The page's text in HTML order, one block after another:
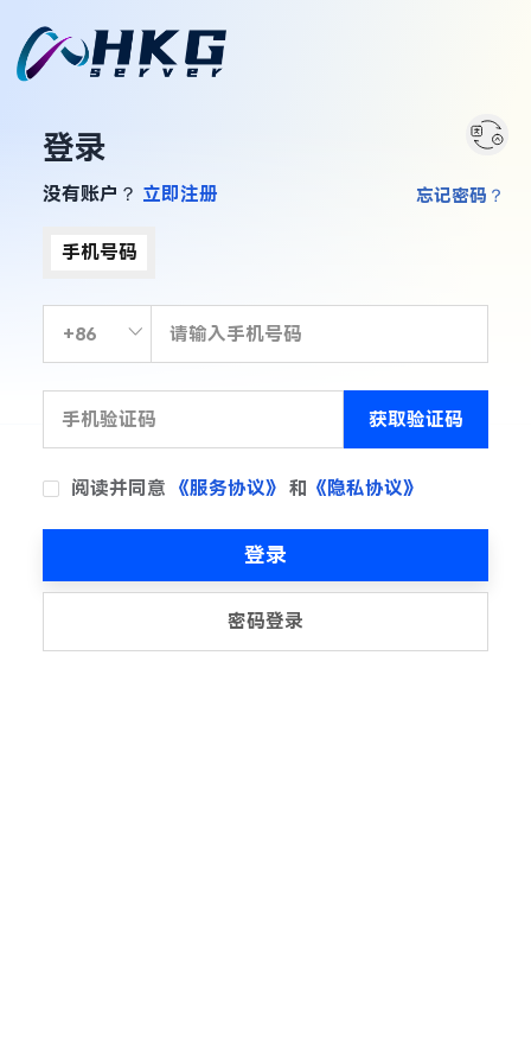
登录
没有账户？ 立即注册
手机号码
获取验证码
阅读并同意 《服务协议》 和 《隐私协议》
忘记密码？
登录
密码登录